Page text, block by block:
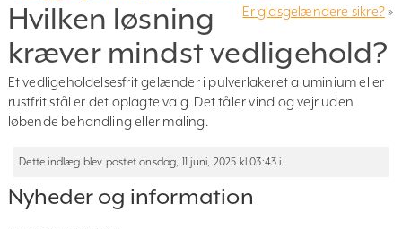
Er glasgelændere sikre?»
Hvilken løsning
kræver mindst vedligehold?
Et vedligeholdelsesfrit gelænder i pulverlakeret aluminium eller
rustfrit stål er det oplagte valg. Det tåler vind og vejr uden
løbende behandling eller maling.
Dette indlæg blev postet onsdag, 11 juni, 2025 kl 03:43 i .
Nyheder og information